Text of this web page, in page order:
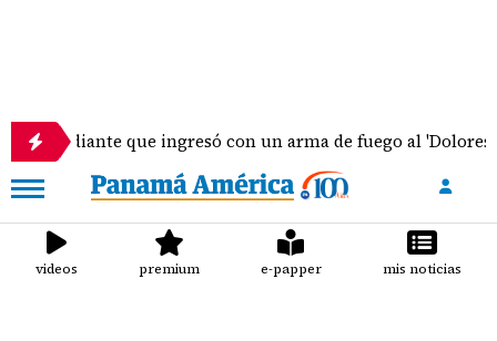
que ingresó con un arma de fuego al 'Dolores
videos premium e-papper mis noticias